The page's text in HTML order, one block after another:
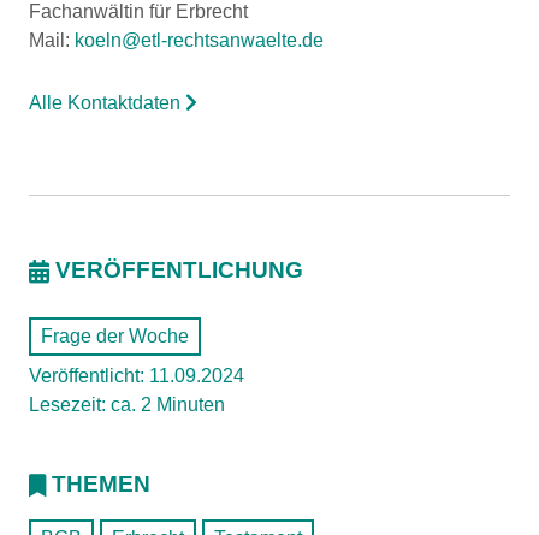
Fachanwältin für Erbrecht
Mail: koeln@etl-rechtsanwaelte.de
Alle Kontaktdaten
VERÖFFENTLICHUNG
Frage der Woche
Veröffentlicht: 11.09.2024
Lesezeit: ca. 2 Minuten
THEMEN